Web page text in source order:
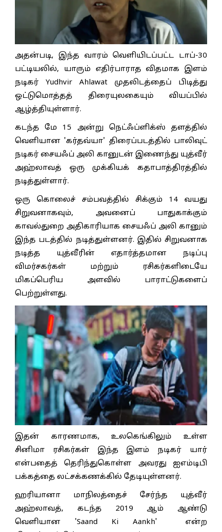
அதன்படி, இந்த வாரம் வெளியிடப்பட்ட டாப்-30
பட்டியலில், யாரும் எதிர்பாராத விதமாக இளம்
நடிகர் Yudhvir Ahlawat முதலிடத்தைப் பிடித்து
ஒட்டுமொத்தத் திரையுலகையும் வியப்பில்
ஆழ்த்தியுள்ளார்.
கடந்த மே 15 அன்று நெட்ஃப்ளிக்ஸ் தளத்தில்
வெளியான 'கர்தவ்யா' திரைப்படத்தில் பாலிவுட்
நடிகர் சையஃப் அலி கானுடன் இணைந்து யுத்வீர்
அஹ்லாவத் ஒரு முக்கியக் கதாபாத்திரத்தில்
நடித்துள்ளார்.
ஒரு கொலைச் சம்பவத்தில் சிக்கும் 14 வயது
சிறுவனாகவும், அவனைப் பாதுகாக்கும்
காவல்துறை அதிகாரியாக சையஃப் அலி கானும்
இந்த படத்தில் நடித்துள்ளனர். இதில் சிறுவனாக
நடித்த யுத்வீரின் எதார்த்தமான நடிப்பு
விமர்சகர்கள் மற்றும் ரசிகர்களிடையே
மிகப்பெரிய அளவில் பாராட்டுகளைப்
பெற்றுள்ளது.
இதன் காரணமாக, உலகெங்கிலும் உள்ள
சினிமா ரசிகர்கள் இந்த இளம் நடிகர் யார்
என்பதைத் தெரிந்துகொள்ள அவரது ஐஎம்டிபி
பக்கத்தை லட்சக்கணக்கில் தேடியுள்ளனர்.
ஹரியானா மாநிலத்தைச் சேர்ந்த யுத்வீர்
அஹ்லாவத், கடந்த 2019 ஆம் ஆண்டு
வெளியான 'Saand Ki Aankh' என்ற